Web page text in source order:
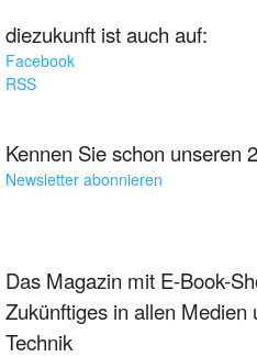
diezukunft ist auch auf:
Facebook
RSS
Kennen Sie schon unseren
Newsletter abonnieren
Das Magazin mit E-Book-
Zukünftiges in allen Medien
Technik